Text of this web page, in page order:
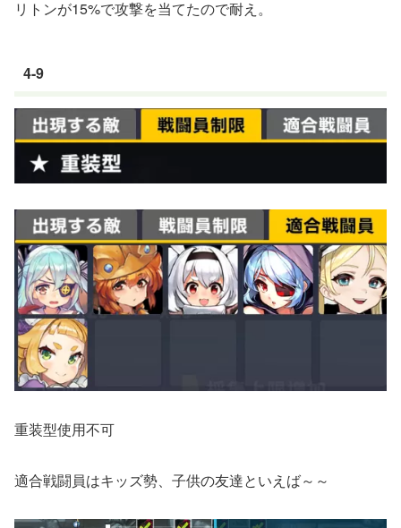
リトンが15%で攻撃を当てたので耐え。
4-9
重装型使用不可
適合戦闘員はキッズ勢、子供の友達といえば～～